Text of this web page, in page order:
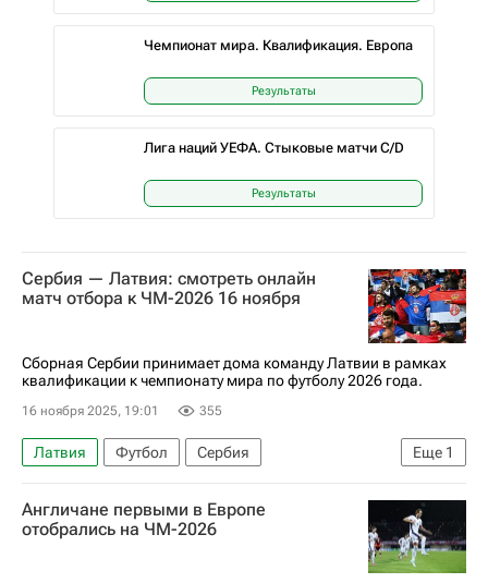
Чемпионат мира. Квалификация. Европа
Результаты
Лига наций УЕФА. Стыковые матчи C/D
Результаты
Сербия — Латвия: смотреть онлайн
матч отбора к ЧМ-2026 16 ноября
Сборная Сербии принимает дома команду Латвии в рамках
квалификации к чемпионату мира по футболу 2026 года.
16 ноября 2025, 19:01 355
Еще 1
Латвия Футбол
Сербия
Анонсы и трансляции матчей
Англичане первыми в Европе
отобрались на ЧМ-2026